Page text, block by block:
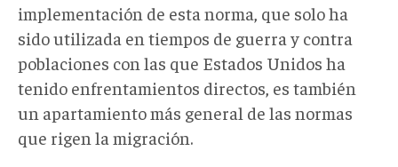
implementación de esta norma, que solo ha
sido utilizada en tiempos de guerra y contra
poblaciones con las que Estados Unidos ha
tenido enfrentamientos directos, es también
un apartamiento más general de las normas
que rigen la migración.